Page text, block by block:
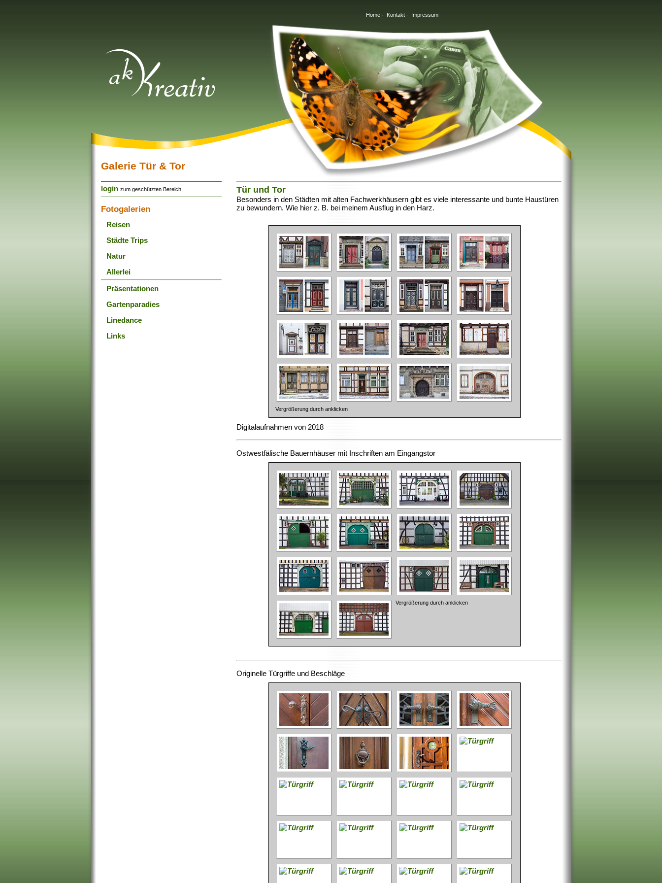
Home· Kontakt· Impressum
Galerie Tür & Tor
login zum geschützten Bereich
Fotogalerien
Reisen
Städte Trips
Natur
Allerlei
Präsentationen
Gartenparadies
Linedance
Links
Tür und Tor
Besonders in den Städten mit alten Fachwerkhäusern gibt es viele interessante und bunte Haustüren
zu bewundern. Wie hier z. B. bei meinem Ausflug in den Harz.
Vergrößerung durch anklicken
Digitalaufnahmen von 2018
Ostwestfälische Bauernhäuser mit Inschriften am Eingangstor
Vergrößerung durch anklicken
Originelle Türgriffe und Beschläge